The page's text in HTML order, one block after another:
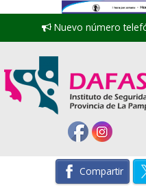
Nuevo número
Compartir